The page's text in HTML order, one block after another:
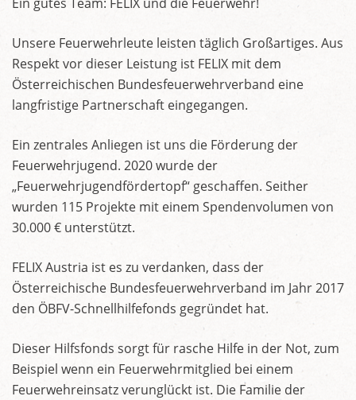
Unsere Feuerwehrleute leisten täglich Großartiges. Aus
Respekt vor dieser Leistung ist FELIX mit dem
Österreichischen Bundesfeuerwehrverband eine
langfristige Partnerschaft eingegangen.
Ein zentrales Anliegen ist uns die Förderung der
Feuerwehrjugend. 2020 wurde der
„Feuerwehrjugendfördertopf“ geschaffen. Seither
wurden 115 Projekte mit einem Spendenvolumen von
30.000 € unterstützt.
FELIX Austria ist es zu verdanken, dass der
Österreichische Bundesfeuerwehrverband im Jahr 2017
den ÖBFV-Schnellhilfefonds gegründet hat.
Dieser Hilfsfonds sorgt für rasche Hilfe in der Not, zum
Beispiel wenn ein Feuerwehrmitglied bei einem
Feuerwehreinsatz verunglückt ist. Die Familie der